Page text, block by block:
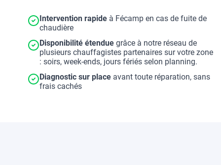
Intervention rapide à Fécamp en cas de fuite de
chaudière
Disponibilité étendue grâce à notre réseau de
plusieurs chauffagistes partenaires sur votre zone
: soirs, week-ends, jours fériés selon planning.
Diagnostic sur place avant toute réparation, sans
frais cachés